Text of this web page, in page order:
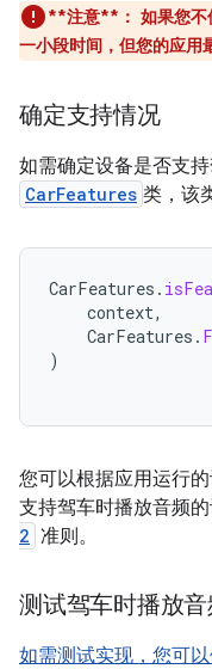
**注意**： 如果您
一小段时间，但您的应用
确定支持情况
如需确定设备是否支
CarFeatures 类，该
CarFeatures .
context,
CarFeatures .
)
您可以根据应用运行
支持驾车时播放音频
2 准则。
测试驾车时播放音
如需测试实现，您可